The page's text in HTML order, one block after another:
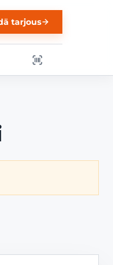
tarjous